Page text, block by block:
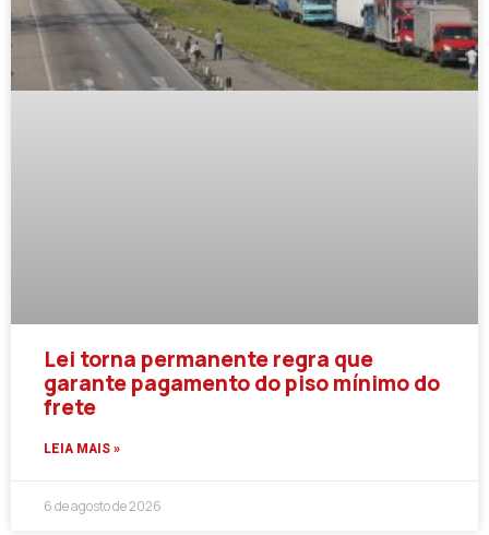
Lei torna permanente regra que
garante pagamento do piso mínimo do
frete
LEIA MAIS »
6 de agosto de 2026